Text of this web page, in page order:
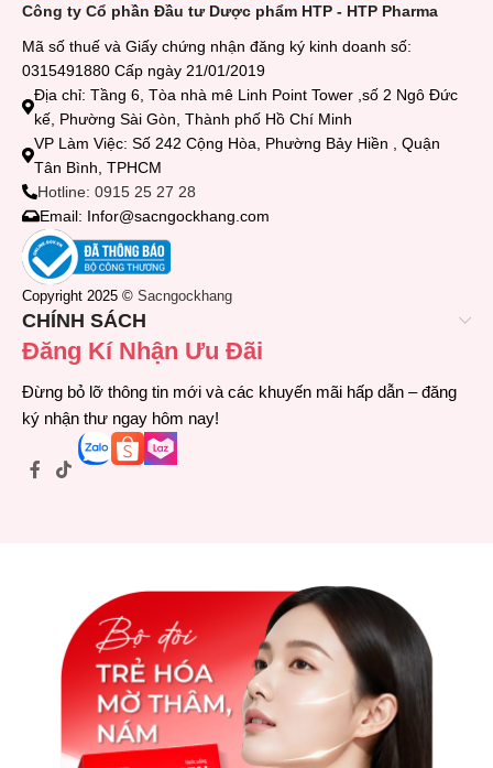
Công ty Cổ phần Đầu tư Dược phẩm HTP - HTP Pharma
Mã số thuế và Giấy chứng nhận đăng ký kinh doanh số:
0315491880 Cấp ngày 21/01/2019
Địa chỉ: Tầng 6, Tòa nhà mê Linh Point Tower ,số 2 Ngô Đức
kế, Phường Sài Gòn, Thành phố Hồ Chí Minh
VP Làm Việc: Số 242 Cộng Hòa, Phường Bảy Hiền , Quận
Tân Bình, TPHCM
Hotline: 0915 25 27 28
Email: Infor@sacngockhang.com
Copyright 2025 © Sacngockhang
CHÍNH SÁCH
Đăng Kí Nhận Ưu Đãi
Đừng bỏ lỡ thông tin mới và các khuyến mãi hấp dẫn – đăng
ký nhận thư ngay hôm nay!